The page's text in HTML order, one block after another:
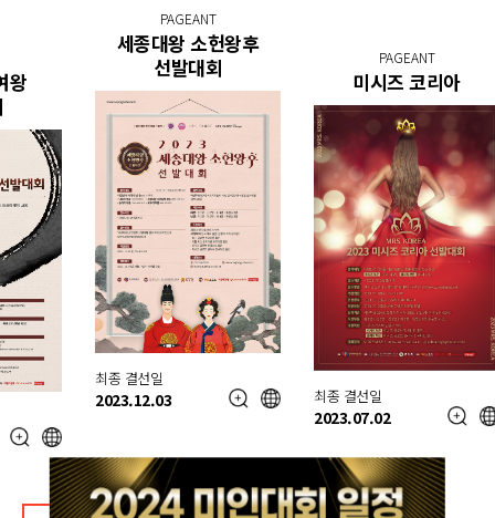
왕
PAGEANT
세종대왕 소헌왕후
선발대회
최종 결선일
2023.12.03
PAGEANT
미시즈 코리아
최종 결선일
2023.07.02